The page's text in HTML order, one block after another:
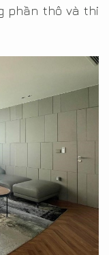
phần thô và thi